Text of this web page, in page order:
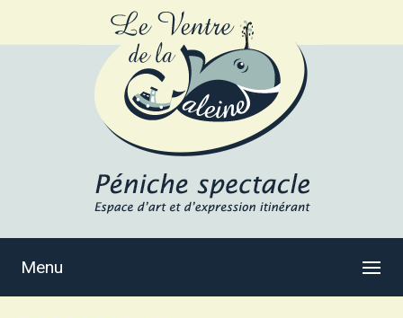
Menu